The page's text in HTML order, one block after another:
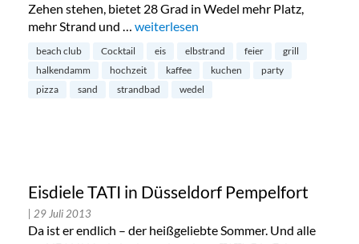
Zehen stehen, bietet 28 Grad in Wedel mehr Platz,
mehr Strand und … „28 Grad – Beachclub in Wedel“
weiterlesen
beach club Cocktail eis elbstrand feier
grill
halkendamm
hochzeit kaffee kuchen
party
pizza
sand strandbad wedel
Eisdiele TATI in Düsseldorf Pempelfort
| 29 Juli 2013
Da ist er endlich – der heißgeliebte Sommer. Und alle